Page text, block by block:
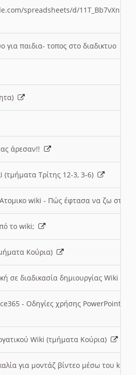
spreadsheets/d/
για παιδια- τοπος στο διαδικτυο
άρεσαν!!
Τρίτης 12-3, 3-6)
wiki - Πώς έφτασα να ζω στην
το wiki;
Κούρια)
σε διαδικασία δημιουργίας Wiki
- Οδηγίες χρήσης PowerPoint
Wiki (τμήματα Κούρια)
για μοντάζ βίντεο μέσω του